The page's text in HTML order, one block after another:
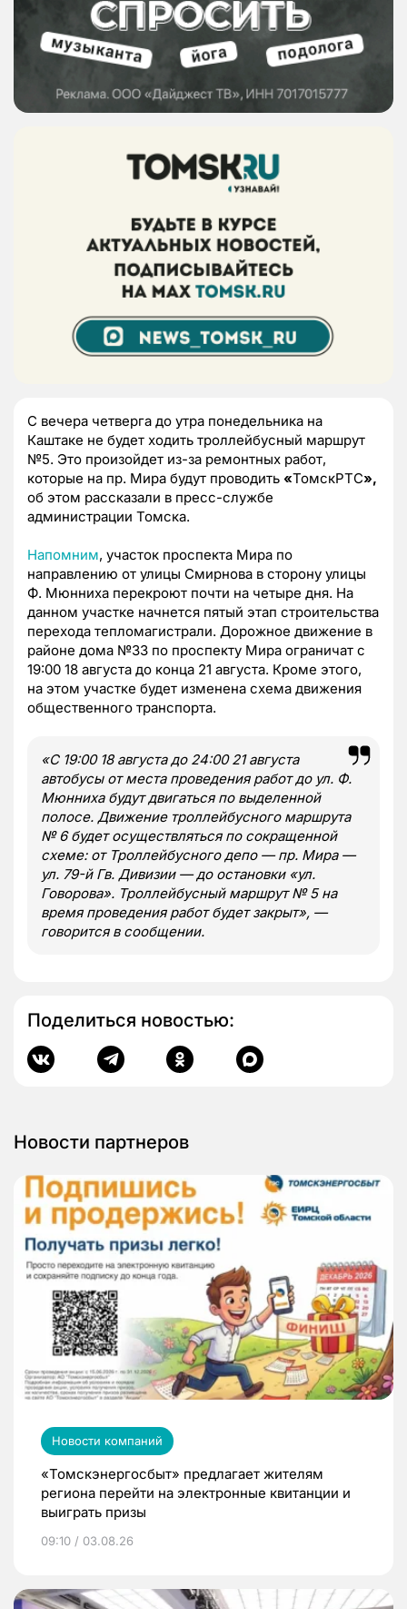
С вечера четверга до утра понедельника на
Каштаке не будет ходить троллейбусный маршрут
№5. Это произойдет из-за ремонтных работ,
которые на пр. Мира будут проводить «ТомскРТС»,
об этом рассказали в пресс-службе
администрации Томска.
Напомним, участок проспекта Мира по
направлению от улицы Смирнова в сторону улицы
Ф. Мюнниха перекроют почти на четыре дня. На
данном участке начнется пятый этап строительства
перехода тепломагистрали. Дорожное движение в
районе дома №33 по проспекту Мира ограничат с
19:00 18 августа до конца 21 августа. Кроме этого,
на этом участке будет изменена схема движения
общественного транспорта.
«С 19:00 18 августа до 24:00 21 августа
автобусы от места проведения работ до ул. Ф.
Мюнниха будут двигаться по выделенной
полосе. Движение троллейбусного маршрута
№ 6 будет осуществляться по сокращенной
схеме: от Троллейбусного депо — пр. Мира —
ул. 79-й Гв. Дивизии — до остановки «ул.
Говорова». Троллейбусный маршрут № 5 на
время проведения работ будет закрыт», —
говорится в сообщении.
Поделиться новостью:
Новости партнеров
Новости компаний
«Томскэнергосбыт» предлагает жителям
региона перейти на электронные квитанции и
выиграть призы
09:10 / 03.08.26